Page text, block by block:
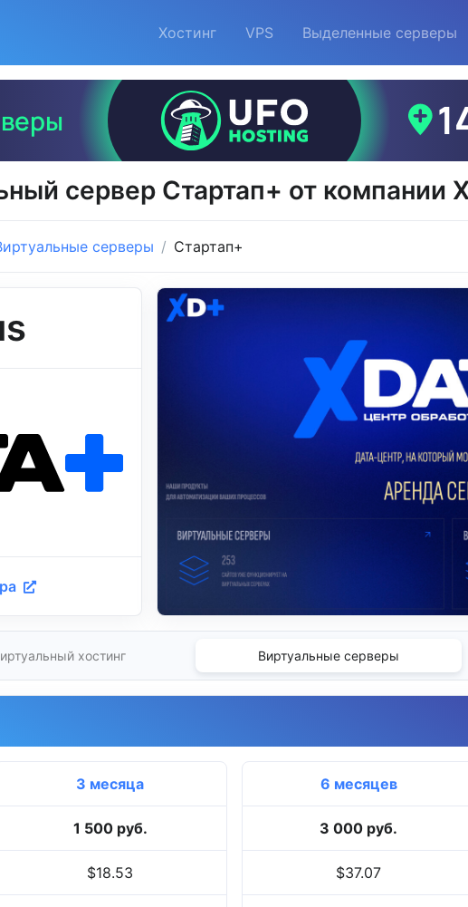
Хостинг VPS Выделенные серверы
сервер Стартап+ от компании
серверы Стартап+
хостинг Виртуальные серверы
3 месяца
1 500 руб.
$18.53
6 месяцев
3 000 руб.
$37.07